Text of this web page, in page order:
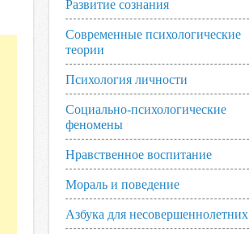
Развитие сознания
Современные психологические
теории
Психология личности
Социально-психологические
феномены
Нравственное воспитание
Мораль и поведение
Азбука для несовершеннолетних